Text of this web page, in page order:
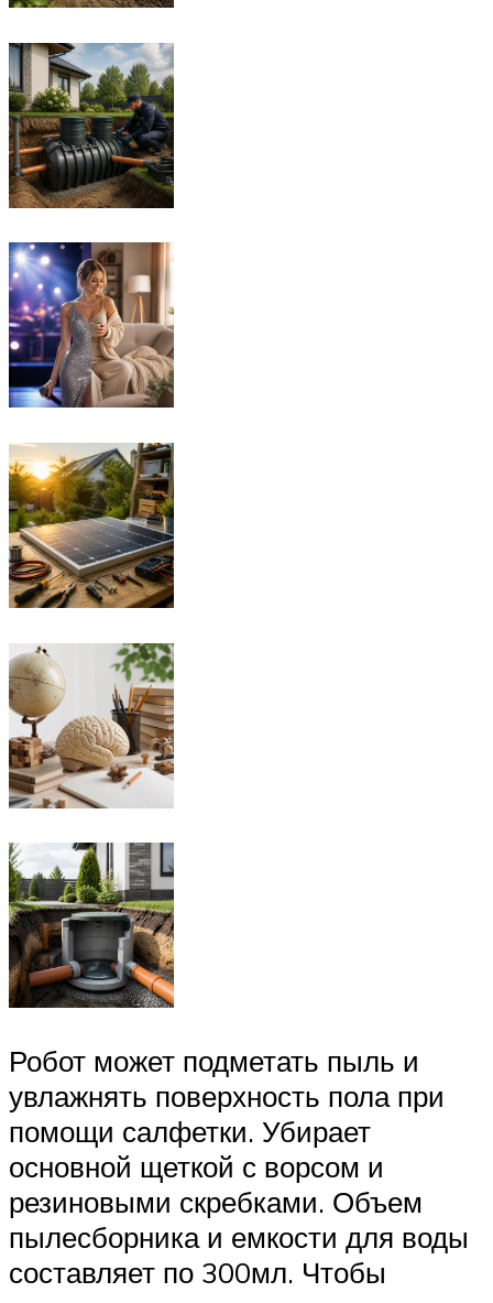
Робот может подметать пыль и
увлажнять поверхность пола при
помощи салфетки. Убирает
основной щеткой с ворсом и
резиновыми скребками. Объем
пылесборника и емкости для воды
составляет по 300мл. Чтобы